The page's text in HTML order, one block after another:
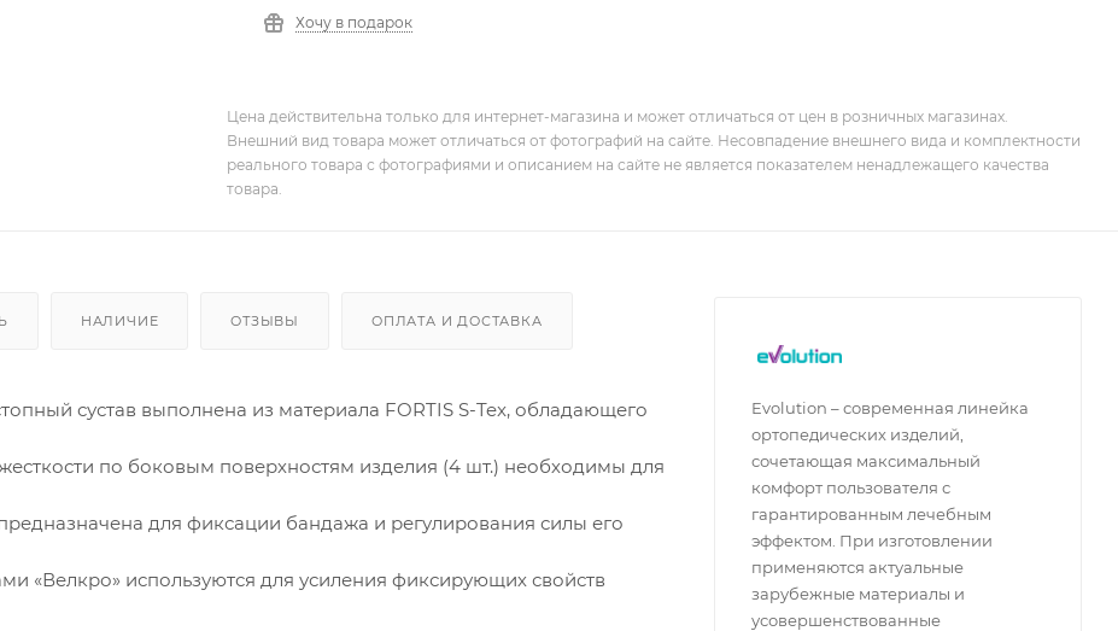
Хочу в подарок
Цена действительна только для интернет-магазина и может отличаться от цен в розничных магазинах.
Внешний вид товара может отличаться от фотографий на сайте. Несовпадение внешнего вида и комплектности
реального товара с фотографиями и описанием на сайте не является показателем ненадлежащего качества
товара.
НАЛИЧИЕ ОТЗЫВЫ ОПЛАТА И ДОСТАВКА
сустав выполнена из материала FORTIS S-Tex, обладающего
по боковым поверхностям изделия (4 шт.) необходимы для
для фиксации бандажа и регулирования силы его
«Велкро» используются для усиления фиксирующих свойств
Evolution – современная линейка
ортопедических изделий,
сочетающая максимальный
комфорт пользователя с
гарантированным лечебным
эффектом. При изготовлении
применяются актуальные
зарубежные материалы и
усовершенствованные